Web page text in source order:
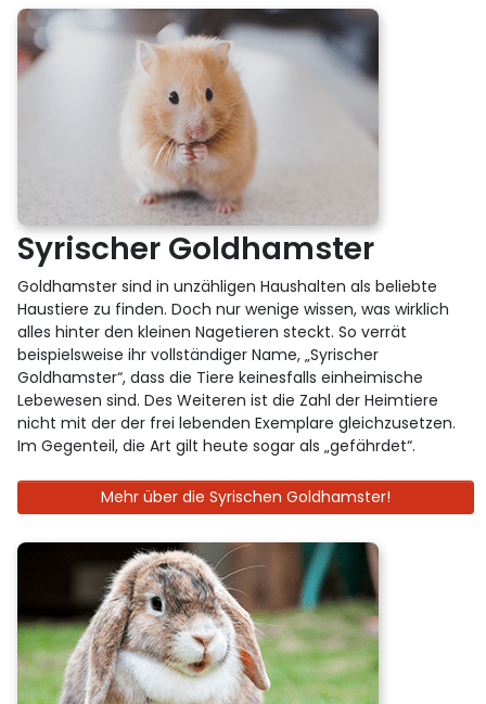
Syrischer Goldhamster
Goldhamster sind in unzähligen Haushalten als beliebte
Haustiere zu finden. Doch nur wenige wissen, was wirklich
alles hinter den kleinen Nagetieren steckt. So verrät
beispielsweise ihr vollständiger Name, „Syrischer
Goldhamster“, dass die Tiere keinesfalls einheimische
Lebewesen sind. Des Weiteren ist die Zahl der Heimtiere
nicht mit der der frei lebenden Exemplare gleichzusetzen.
Im Gegenteil, die Art gilt heute sogar als „gefährdet“.
Mehr über die Syrischen Goldhamster!